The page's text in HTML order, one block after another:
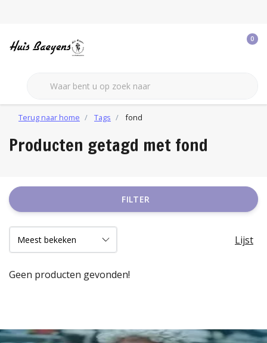
0
Terug naar home Tags fond
Producten getagd met fond
FILTER
Lijst
Geen producten gevonden!